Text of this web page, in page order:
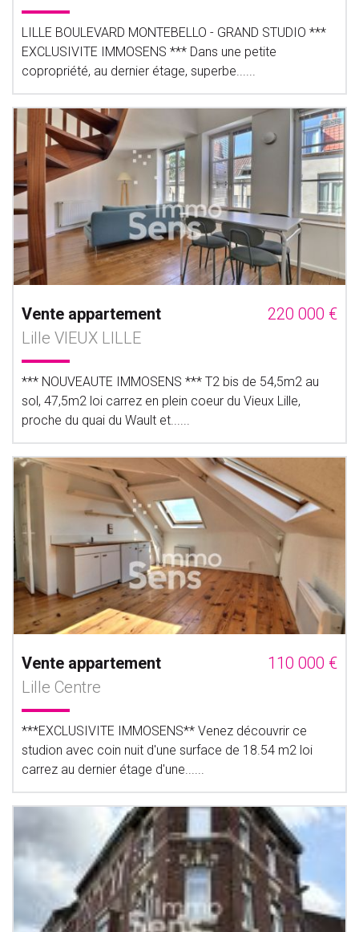
LILLE BOULEVARD MONTEBELLO - GRAND STUDIO ***
EXCLUSIVITE IMMOSENS *** Dans une petite
copropriété, au dernier étage, superbe......
Vente appartement
220 000 €
Lille VIEUX LILLE
*** NOUVEAUTE IMMOSENS *** T2 bis de 54,5m2 au
sol, 47,5m2 loi carrez en plein coeur du Vieux Lille,
proche du quai du Wault et......
Vente appartement
110 000 €
Lille Centre
***EXCLUSIVITE IMMOSENS** Venez découvrir ce
studion avec coin nuit d'une surface de 18.54 m2 loi
carrez au dernier étage d'une......